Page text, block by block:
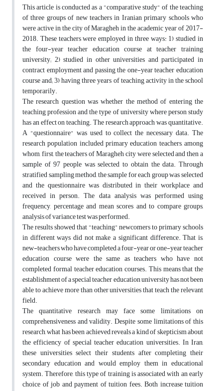
This article is conducted as a "comparative study" of the teaching
of three groups of new teachers in Iranian primary schools who
were active in the city of Maragheh in the academic year of 2017-
2018. These teachers were employed in three ways: 1) studied in
the four-year teacher education course at teacher training
university; 2) studied in other universities and participated in
contract employment and passing the one-year teacher education
course and; 3) having three years of teaching activity in the school
temporarily.
The research question was whether the method of entering the
teaching profession and the type of university where person study
has an effect on teaching. The research approach was quantitative.
A "questionnaire" was used to collect the necessary data. The
research population included primary education teachers, among
whom, first, the teachers of Maragheh city were selected and then a
sample of 97 people was selected to obtain the data. Through
stratified sampling method, the sample for each group was selected
and the questionnaire was distributed in their workplace and
received in person. The data analysis was performed using
frequency, percentage and mean scores and to compare groups,
analysis of variance test was performed.
The results showed that "teaching" newcomers to primary schools
in different ways did not make a significant difference. That is,
new-teachers who have completed a four-year or one-year teacher
education course were the same as teachers who have not
completed formal teacher education courses. This means that the
establishment of a special teacher education university has not been
able to achieve more than other universities that teach the relevant
field.
The quantitative research may face some limitations on
comprehensiveness and validity. Despite some limitations of this
research, what has been achieved reveals a kind of skepticism about
the efficiency of special teacher education universities. In Iran,
these universities select their students after completing their
secondary education and would employ them in educational
system. Therefore, this type of training is associated with an early
choice of job and payment of tuition fees. Both increase tuition